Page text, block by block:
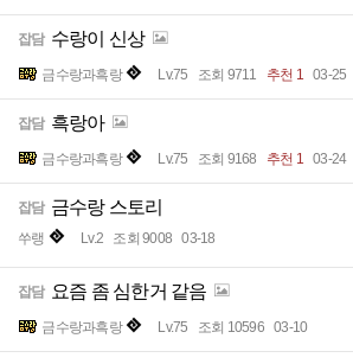
잡담 수랑이 신상
금수랑과흑랑 Lv.75 조회 9711 추천 1 03-25
잡담 흑랑아
금수랑과흑랑 Lv.75 조회 9168 추천 1 03-24
잡담 금수랑 스토리
쑤랭 Lv.2 조회 9008 03-18
잡담 요즘 좀 심한거 같음
금수랑과흑랑 Lv.75 조회 10596 03-10